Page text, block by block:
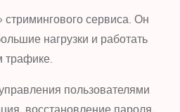
сервиса. Он
нагрузки и работать
трафике.
пользователями